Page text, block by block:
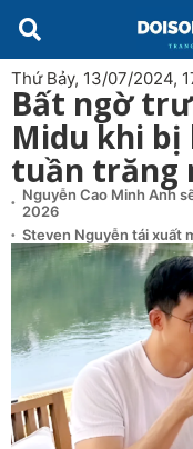
Thứ Bảy, 13/07/2024,
Bất ngờ
Midu khi bị
tuần trăng
Nguyễn Cao Minh Anh
2026
Steven Nguyễn tái xuất